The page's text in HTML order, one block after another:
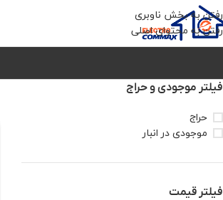
رفتن به بخش ناوبری
رفتن به محتوای اصلی
فیلتر موجودی و حراج
حراج
موجودی در انبار
فیلتر قیمت